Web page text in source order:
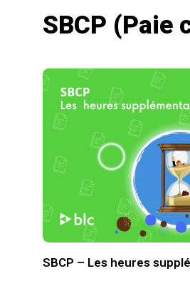
SBCP (Paie
SBCP – Les heures